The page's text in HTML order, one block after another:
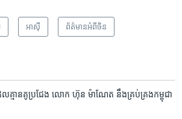
អាស៊ី ព័ត៌មានអំពី​ចិន
លគ្មានគូប្រជែង លោក ហ៊ុន ម៉ាណែត នឹងគ្រប់គ្រងកម្ពុជា